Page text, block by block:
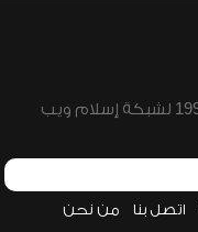
اتصل بنا من نحن